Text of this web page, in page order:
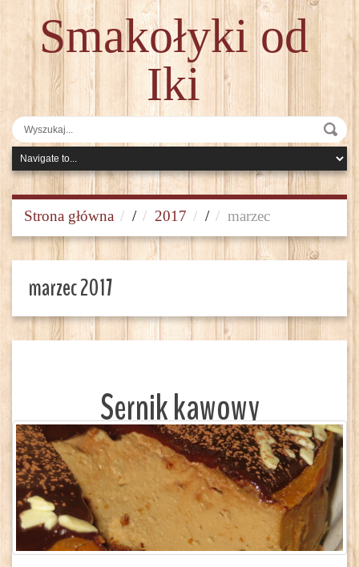
Smakołyki od
Iki
Strona główna / 2017 / marzec
marzec 2017
Sernik kawowy